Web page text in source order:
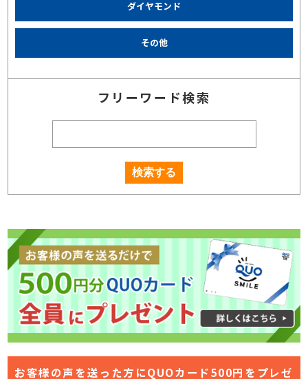
ダイヤモンド
その他
フリーワード検索
お客様の声を送った方にQUOカード500円をプレゼ